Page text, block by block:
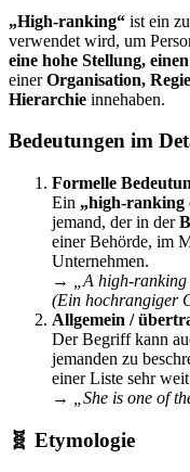
„High-ranking“ ist ein
verwendet wird, um
eine hohe Stellung,
einerOrganisation,
Hierarchie innehaben.
Bedeutungen im
Formelle
Ein „high-ranking
jemand, der in der
einer Behörde, im
Unternehmen.
→
„A high-
(Ein hochrangiger
Allgemein /
Der Begriff kann
jemanden zu
einer Liste sehr
→
„She is one of
🧬 Etymologie